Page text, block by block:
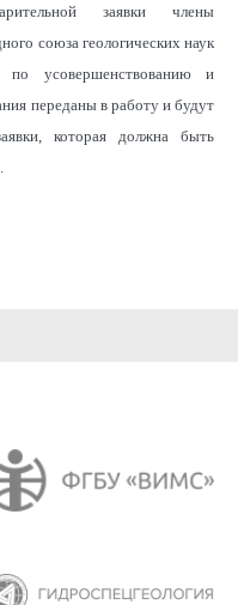
заявки члены
союза геологических наук
по усовершенствованию и
переданы в работу и будут
которая должна быть